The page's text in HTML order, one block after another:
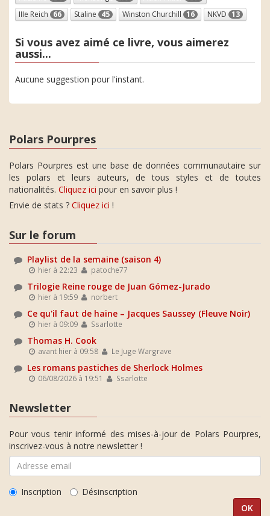
IIIe Reich 66 Staline 45 Winston Churchill 16 NKVD 13
Si vous avez aimé ce livre, vous aimerez
aussi...
Aucune suggestion pour l'instant.
Polars Pourpres
Polars Pourpres est une base de données communautaire sur
les polars et leurs auteurs, de tous styles et de toutes
nationalités. Cliquez ici pour en savoir plus !
Envie de stats ? Cliquez ici !
Sur le forum
Playlist de la semaine (saison 4)
hier à 22:23 patoche77
Trilogie Reine rouge de Juan Gómez-Jurado
hier à 19:59 norbert
Ce qu'il faut de haine – Jacques Saussey (Fleuve Noir)
hier à 09:09 Ssarlotte
Thomas H. Cook
avant hier à 09:58 Le Juge Wargrave
Les romans pastiches de Sherlock Holmes
06/08/2026 à 19:51 Ssarlotte
Newsletter
Pour vous tenir informé des mises-à-jour de Polars Pourpres,
inscrivez-vous à notre newsletter !
Inscription Désinscription